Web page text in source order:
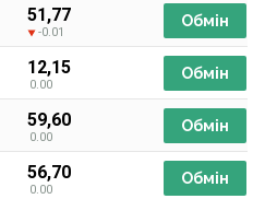
51,77
-0.01
Обмін
12,15
0.00
Обмін
59,60
0.00
Обмін
56,70
0.00
Обмін